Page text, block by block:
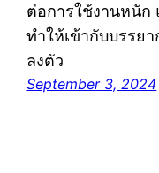
ต่อการใช้งานหนัก
ทำให้เข้ากับบรรย
ลงตัว
September 3, 2024